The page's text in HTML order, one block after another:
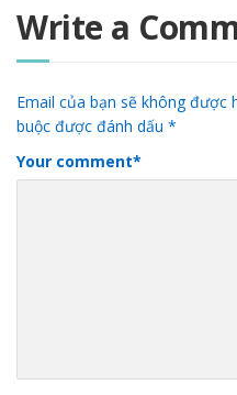
Write a
Email của bạn sẽ không được
buộc được đánh dấu *
Your comment*